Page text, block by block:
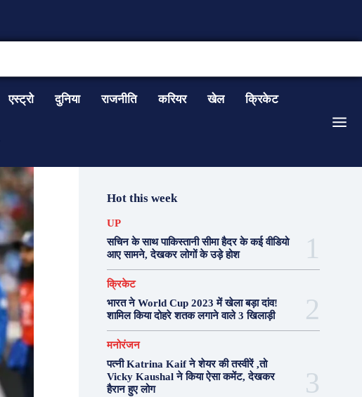
एस्ट्रो दुनिया राजनीति करियर खेल क्रिकेट
Hot this week
UP
सचिन के साथ पाकिस्तानी सीमा हैदर के कई वीडियो
आए सामने, देखकर लोगों के उड़े होश
क्रिकेट
भारत ने World Cup 2023 में खेला बड़ा दांव!
शामिल किया दोहरे शतक लगाने वाले 3 खिलाड़ी
मनोरंजन
पत्नी Katrina Kaif ने शेयर की तस्वीरें ,तो
Vicky Kaushal ने किया ऐसा कमेंट, देखकर
हैरान हुए लोग